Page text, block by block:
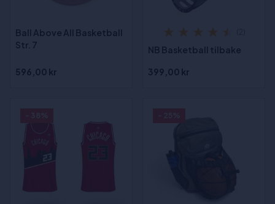
Ball Above All Basketball
Str. 7
596,00 kr
NB Basketball tilbake
399,00 kr